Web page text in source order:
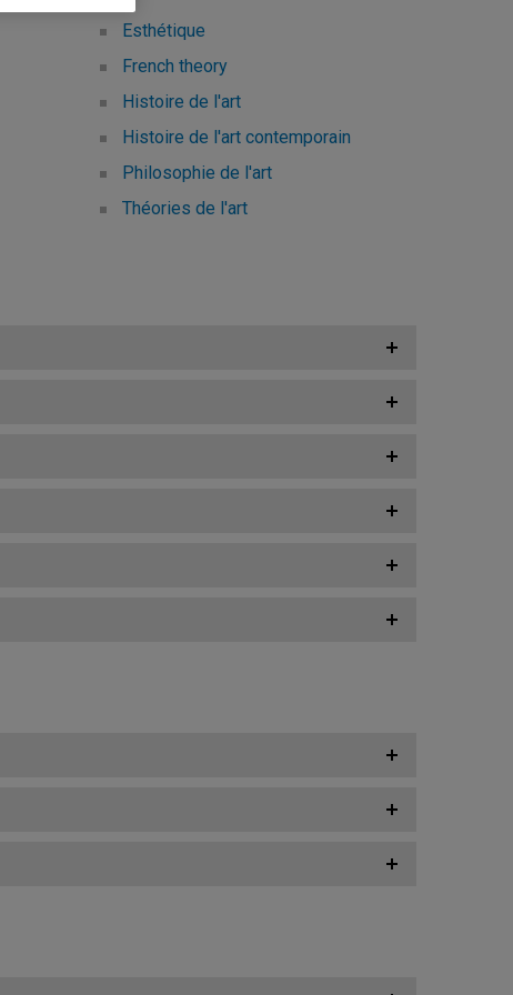
Esthétique
French theory
Histoire de l'art
Histoire de l'art contemporain
Philosophie de l'art
Théories de l'art